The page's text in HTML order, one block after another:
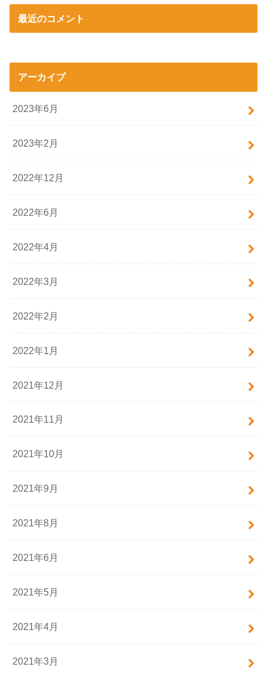
最近のコメント
アーカイブ
2023年6月
2023年2月
2022年12月
2022年6月
2022年4月
2022年3月
2022年2月
2022年1月
2021年12月
2021年11月
2021年10月
2021年9月
2021年8月
2021年6月
2021年5月
2021年4月
2021年3月